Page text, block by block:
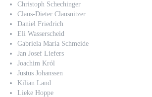
Christoph Schechinger
Claus-Dieter Clausnitzer
Daniel Friedrich
Eli Wasserscheid
Gabriela Maria Schmeide
Jan Josef Liefers
Joachim Król
Justus Johanssen
Kilian Land
Lieke Hoppe